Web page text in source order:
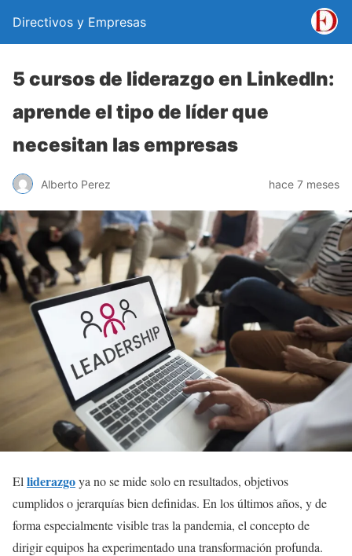
Directivos y Empresas
5 cursos de liderazgo en LinkedIn:
aprende el tipo de líder que
necesitan las empresas
Alberto Perez hace 7 meses
El liderazgoya no se mide solo en resultados, objetivos
cumplidos o jerarquías bien definidas. En los últimos años, y de
forma especialmente visible tras la pandemia, el concepto de
dirigir equipos ha experimentado una transformación profunda.